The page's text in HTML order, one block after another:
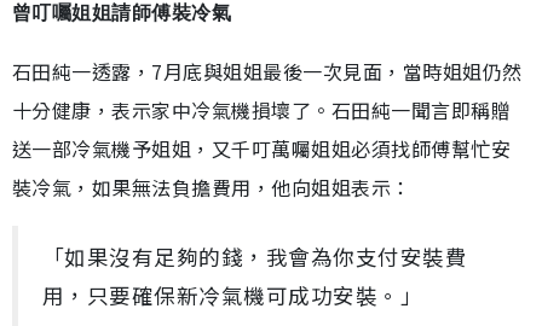
曾叮囑姐姐請師傅裝冷氣
石田純一透露，7月底與姐姐最後一次見面，當時姐姐仍然
十分健康，表示家中冷氣機損壞了。石田純一聞言即稱贈
送一部冷氣機予姐姐，又千叮萬囑姐姐必須找師傅幫忙安
裝冷氣，如果無法負擔費用，他向姐姐表示：
「如果沒有足夠的錢，我會為你支付安裝費
用，只要確保新冷氣機可成功安裝。」